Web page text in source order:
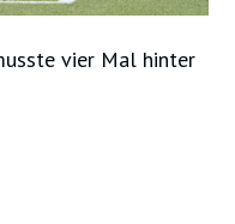
vier Mal hinter